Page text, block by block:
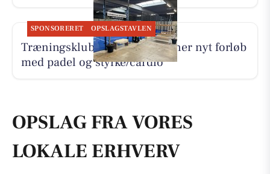
SPONSORERET OPSLAGSTAVLEN
Træningsklubben By Lind åbner nyt forløb
med padel og styrke/cardio
OPSLAG FRA VORES
LOKALE ERHVERV